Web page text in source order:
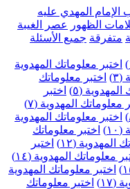
الإمام المهدي عليه
الظهور
عصر الغيبة
متفرقة جميع الأسئلة
اختبر معلوماتك المهدوية
اختبر معلوماتك
المهدوية (٥)
اختبر
معلوماتك المهدوية (٧)
اختبر معلوماتك المهدوية
اختبر معلوماتك
المهدوية (١٢)
اختبر
معلوماتك المهدوية (١٤)
اختبر معلوماتك المهدوية
(١٧)
اختبر معلوماتك